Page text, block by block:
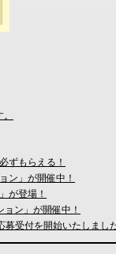
ずもらえる！
ン」が開催中！
が登場！
ン」が開催中！
募受付を開始いたしまし